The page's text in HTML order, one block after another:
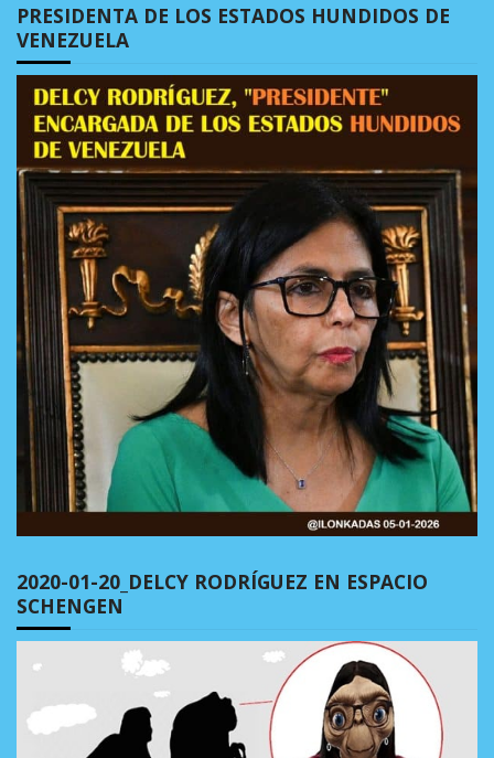
PRESIDENTA DE LOS ESTADOS HUNDIDOS DE
VENEZUELA
2020-01-20_DELCY RODRÍGUEZ EN ESPACIO
SCHENGEN